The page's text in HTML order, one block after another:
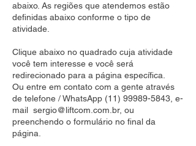
abaixo. As regiões que atendemos estão
definidas abaixo conforme o tipo de
atividade.
Clique abaixo no quadrado cuja atividade
você tem interesse e você será
redirecionado para a página específica.
Ou entre em contato com a gente através
de telefone / WhatsApp (11) 99989-5843 , e-
mail sergio@liftcom.com.br, ou
preenchendo o formulário no final da
página.